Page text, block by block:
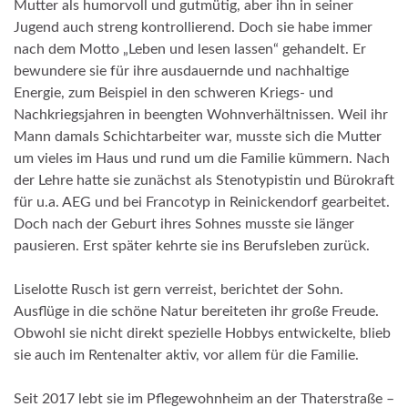
Mutter als humorvoll und gutmütig, aber ihn in seiner
Jugend auch streng kontrollierend. Doch sie habe immer
nach dem Motto „Leben und lesen lassen“ gehandelt. Er
bewundere sie für ihre ausdauernde und nachhaltige
Energie, zum Beispiel in den schweren Kriegs- und
Nachkriegsjahren in beengten Wohnverhältnissen. Weil ihr
Mann damals Schichtarbeiter war, musste sich die Mutter
um vieles im Haus und rund um die Familie kümmern. Nach
der Lehre hatte sie zunächst als Stenotypistin und Bürokraft
für u.a. AEG und bei Francotyp in Reinickendorf gearbeitet.
Doch nach der Geburt ihres Sohnes musste sie länger
pausieren. Erst später kehrte sie ins Berufsleben zurück.
Liselotte Rusch ist gern verreist, berichtet der Sohn.
Ausflüge in die schöne Natur bereiteten ihr große Freude.
Obwohl sie nicht direkt spezielle Hobbys entwickelte, blieb
sie auch im Rentenalter aktiv, vor allem für die Familie.
Seit 2017 lebt sie im Pflegewohnheim an der Thaterstraße –